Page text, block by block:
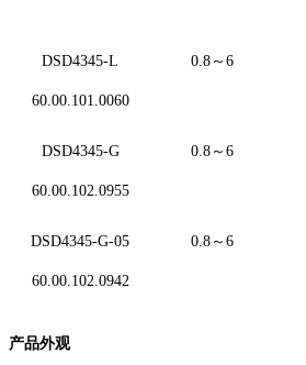
DSD4345-L
60.00.101.0060
0.8～6
DSD4345-G
60.00.102.0955
0.8～6
DSD4345-G-05
60.00.102.0942
0.8～6
产品外观